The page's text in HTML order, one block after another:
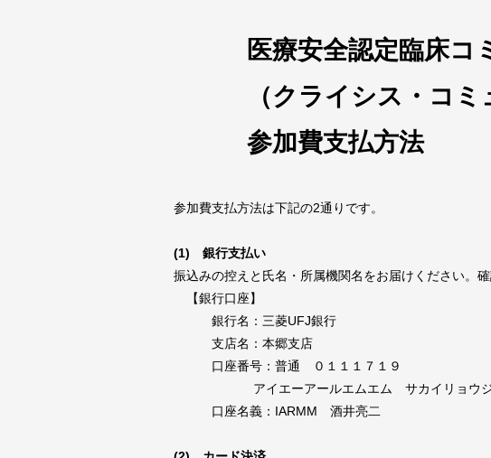
医療安全認定臨床コ
（クライシス・コ
参加費支払方法
参加費支払方法は下記の2通りです。
(1) 銀行支払い
振込みの控えと氏名・所属機関名をお届けください。
【銀行口座】
銀行名：三菱UFJ銀行
支店名：本郷支店
口座番号：普通 ０１１１７１９
アイエーアールエムエム サカイリョウ
口座名義：IARMM 酒井亮二